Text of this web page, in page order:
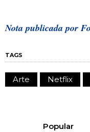
Nota publicada por
TAGS
Arte Netflix
Popular